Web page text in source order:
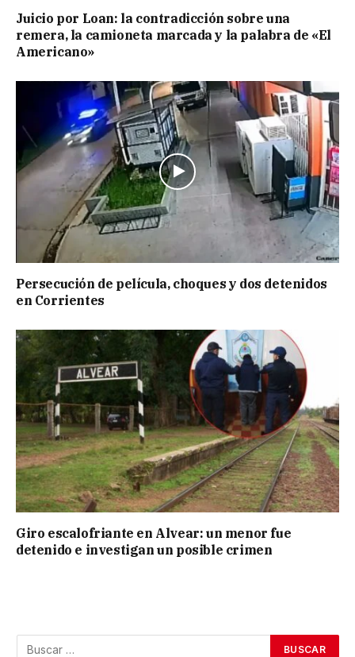
Juicio por Loan: la contradicción sobre una
remera, la camioneta marcada y la palabra de «El
Americano»
Persecución de película, choques y dos detenidos
en Corrientes
Giro escalofriante en Alvear: un menor fue
detenido e investigan un posible crimen